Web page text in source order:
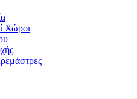
Χώροι